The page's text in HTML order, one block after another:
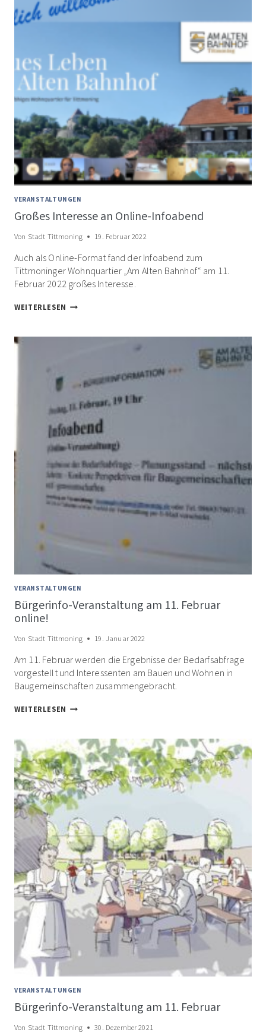
VERANSTALTUNGEN
Großes Interesse an Online-Infoabend
Von Stadt Tittmoning 19. Februar 2022
Auch als Online-Format fand der Infoabend zum
Tittmoninger Wohnquartier „Am Alten Bahnhof“ am 11.
Februar 2022 großes Interesse.
WEITERLESEN GROSSES I
NLINE-I
VERANSTALTUNGEN
Bürgerinfo-Veranstaltung am 11. Februar
online!
Von Stadt Tittmoning 19. Januar 2022
Am 11. Februar werden die Ergebnisse der Bedarfsabfrage
vorgestellt und Interessenten am Bauen und Wohnen in
Baugemeinschaften zusammengebracht.
WEITERLESEN BÜRGERINFO-
11.
FEBRUAR
ONLINE!
VERANSTALTUNGEN
Bürgerinfo-Veranstaltung am 11. Februar
Von Stadt Tittmoning 30. Dezember 2021